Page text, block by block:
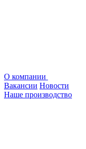
О компании
Вакансии Новости
Наше производство